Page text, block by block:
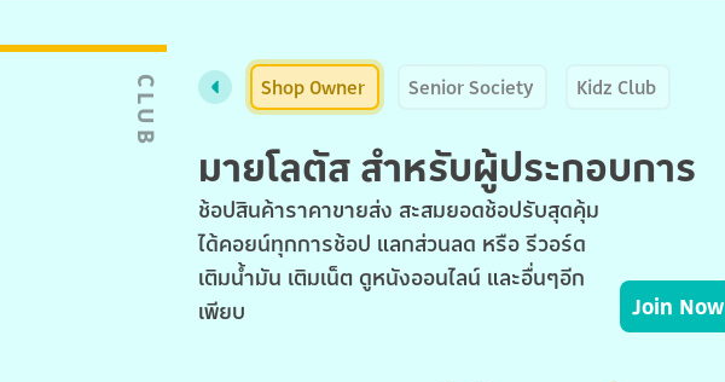
CLUB Shop Owner Senior Society Kidz Club
มายโลตัส สำหรับผู้ประกอบการ
ช้อปสินค้าราคาขายส่ง สะสมยอดช้อปรับสุดคุ้ม
ได้คอยน์ทุกการช้อป แลกส่วนลด หรือ รีวอร์ด
เติมน้ำมัน เติมเน็ต ดูหนังออนไลน์ และอื่นๆอีก
เพียบ
Join Now